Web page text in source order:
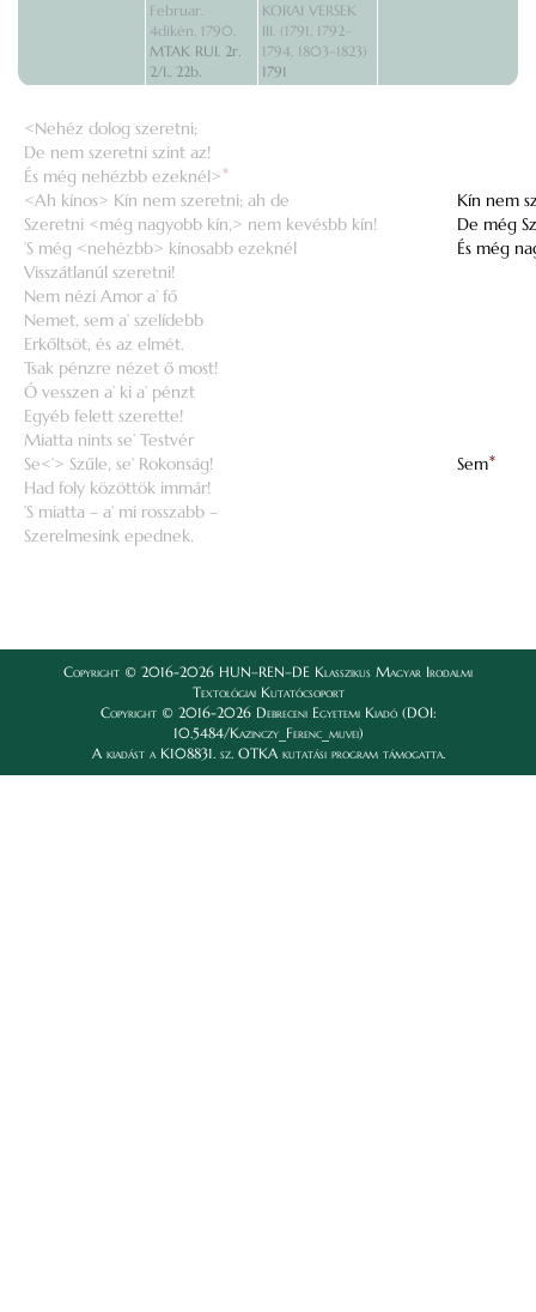
Februar.
4dikén, 1790.
MTAK RUI. 2r.
2/I., 22b.
KORAI VERSEK
III. (1791, 1792–
1794, 1803–1823)
1791
<Nehéz dolog szeretni;
De nem szeretni szint az!
És még nehézbb ezeknél>*
<Ah kínos> Kín nem szeretni; ah de
Szeretni <még nagyobb kín,> nem kevésbb kín!
’S még <nehézbb> kínosabb ezeknél
Visszátlanúl szeretni!
Nem nézi Amor a’ fő
Nemet, sem a’ szelídebb
Erkőltsöt, és az elmét.
Tsak pénzre nézet ő most!
Ó vesszen a’ ki a’ pénzt
Egyéb felett szerette!
Miatta nints se’ Testvér
Se<’> Szűle, se’ Rokonság!
Had foly közöttök immár!
’S miatta – a’ mi rosszabb –
Szerelmesink epednek.
Kín nem
De még
És még
Sem*
Copyright © 2016-2026 HUN–REN–DE Klasszikus Magyar Irodalmi
Textológiai Kutatócsoport
Copyright © 2016-2026 Debreceni Egyetemi Kiadó (DOI:
10.5484/Kazinczy_Ferenc_muvei)
A kiadást a K108831. sz. OTKA kutatási program támogatta.